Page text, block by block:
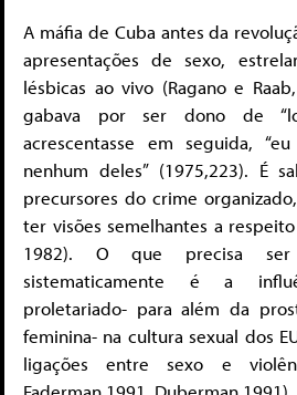
A máfia de Cuba antes da
apresentações de sexo,
lésbicas ao vivo (Ragano e
gabava por ser dono de
acrescentasse em seguida,
nenhum deles” (1975,223). É
precursores do crime
ter visões semelhantes a
1982). O que precisa ser
sistematicamente é a
proletariado- para além da
feminina- na cultura sexual dos
ligações entre sexo e